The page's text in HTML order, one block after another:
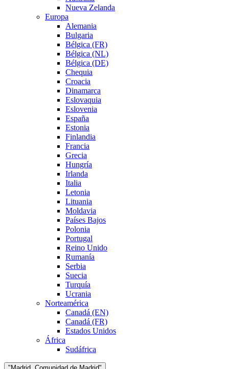
Nueva Zelanda
Europa
Alemania
Bulgaria
Bélgica (FR)
Bélgica (NL)
Bélgica (DE)
Chequia
Croacia
Dinamarca
Eslovaquia
Eslovenia
España
Estonia
Finlandia
Francia
Grecia
Hungría
Irlanda
Italia
Letonia
Lituania
Moldavia
Países Bajos
Polonia
Portugal
Reino Unido
Rumanía
Serbia
Suecia
Turquía
Ucrania
Norteamérica
Canadá (EN)
Canadá (FR)
Estados Unidos
África
Sudáfrica